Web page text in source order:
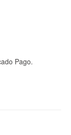
Pago.